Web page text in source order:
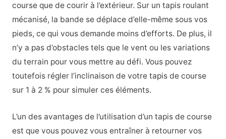
course que de courir à l’extérieur. Sur un tapis roulant
mécanisé, la bande se déplace d’elle-même sous vos
pieds, ce qui vous demande moins d’efforts. De plus, il
n’y a pas d’obstacles tels que le vent ou les variations
du terrain pour vous mettre au défi. Vous pouvez
toutefois régler l’inclinaison de votre tapis de course
sur 1 à 2 % pour simuler ces éléments.
L’un des avantages de l’utilisation d’un tapis de course
est que vous pouvez vous entraîner à retourner vos